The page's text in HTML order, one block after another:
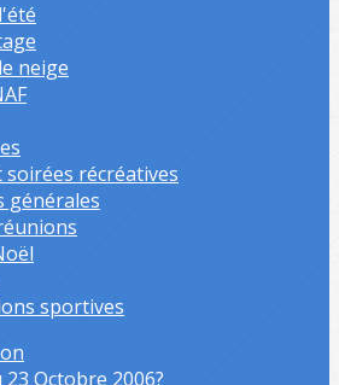
neige
récréatives
générales
sportives
Octobre 2006?